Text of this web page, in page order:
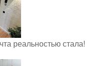
реальностью стала!